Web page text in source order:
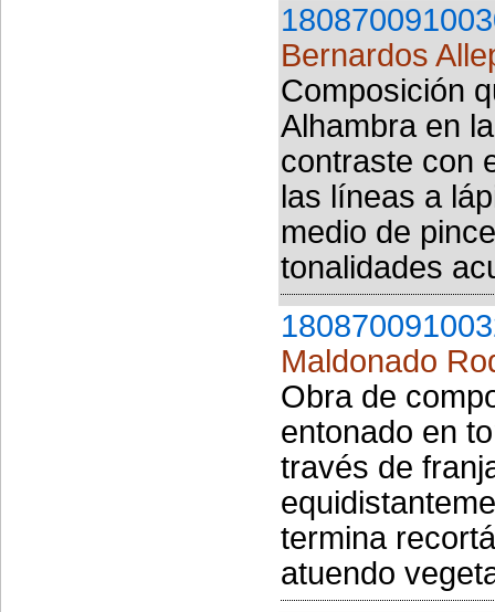
Bernardos
Composición
Alhambra en
contraste con
las líneas a
medio de
tonalidades
Maldonado
Obra de
entonado en
través de
termina
atuendo